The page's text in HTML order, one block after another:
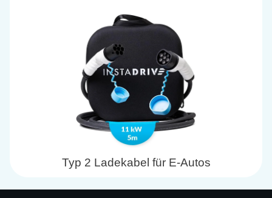
Typ 2 Ladekabel für E-Autos